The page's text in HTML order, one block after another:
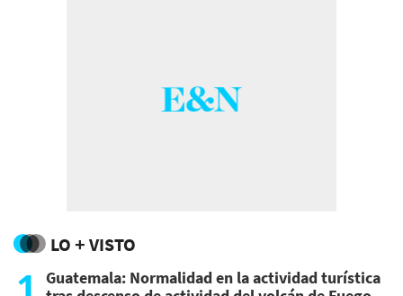
LO + VISTO
Guatemala: Normalidad en la actividad turística